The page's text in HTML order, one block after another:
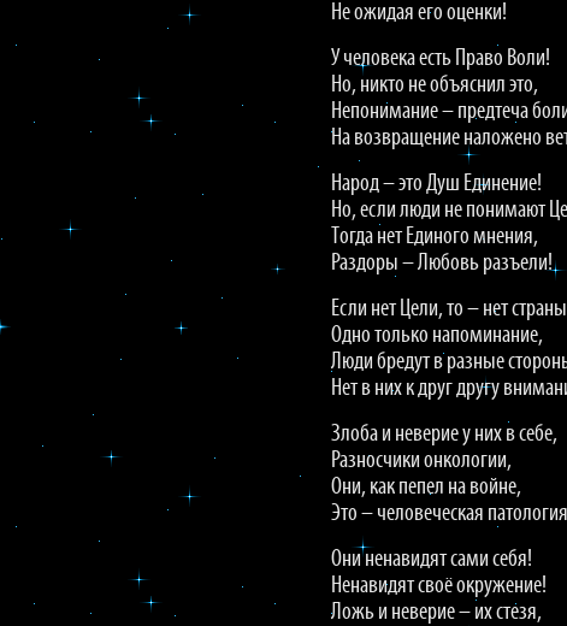
Не ожидая его оценки!
У человека есть Право Воли!
Но, никто не объяснил это,
Непонимание – предтеча
На возвращение наложено
Народ – это Душ Единение!
Но, если люди не понимают
Тогда нет Единого мнения,
Раздоры – Любовь разъели!
Если нет Цели, то – нет
Одно только напоминание,
Люди бредут в разные
Нет в них к друг другу
Злоба и неверие у них в себе,
Разносчики онкологии,
Они, как пепел на войне,
Это – человеческая
Они ненавидят сами себя!
Ненавидят своё окружение!
Ложь и неверие – их стезя,